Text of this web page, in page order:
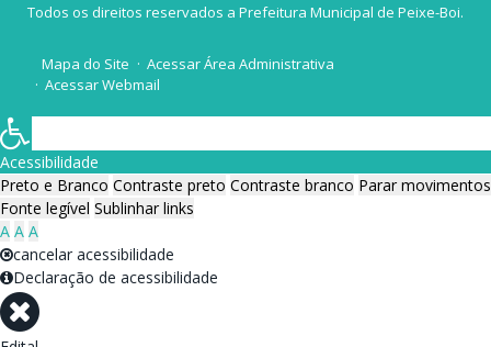
Todos os direitos reservados a Prefeitura Municipal de Peixe-Boi.
Mapa do Site
Acessar Área Administrativa
Acessar Webmail
Acessibilidade
Preto e Branco Contraste preto Contraste branco Parar movimentos
Fonte legível Sublinhar links
A A A
cancelar acessibilidade
Declaração de acessibilidade